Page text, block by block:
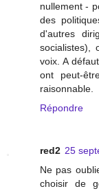
nullement -
des
d'autres
socialistes),
voix. A
ont peut-
raisonnable.
Répondre
red2 25
Ne pas
choisir de